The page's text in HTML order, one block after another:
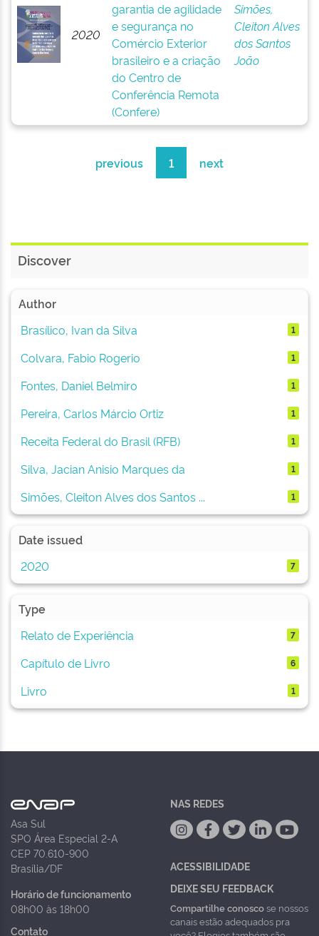
2020
garantia de agilidade
e segurança no
Comércio Exterior
brasileiro e a criação
do Centro de
Conferência Remota
(Confere)
Simões,
Cleiton Alves
dos Santos
João
previous 1 next
Discover
Author
Brasílico, Ivan da Silva
1
Colvara, Fabio Rogerio 1
Fontes, Daniel Belmiro 1
Pereira, Carlos Márcio Ortiz 1
Receita Federal do Brasil (RFB) 1
Silva, Jacian Anisio Marques da 1
Simões, Cleiton Alves dos Santos ... 1
Date issued
2020
7
Type
Relato de Experiência
7
Capítulo de Livro 6
Livro 1
Asa Sul
SPO Área Especial 2-A
CEP 70.610-900
Brasília/DF
Horário de funcionamento
08h00 às 18h00
Contato
NAS REDES
ACESSIBILIDADE
DEIXE SEU FEEDBACK
Compartilhe conoscose nossos
canais estão adequados pra